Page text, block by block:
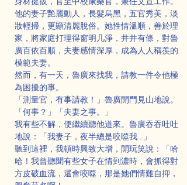
他的妻子艷麗動人，長髮烏黑，五官秀美，淡
妝輕掃，更顯清麗脫俗。她性情溫順，善於理
家，將家庭打理得窗明几淨，井井有條，對魯
廣百依百順，夫妻感情深厚，成為人人稱羨的
模範夫妻。
然而，有一天，魯廣來找我，請教一件令他極
為困擾的事。
「測量官，有事請教！」魯廣開門見山地說。
「何事？」「夫妻之事。」
我有些不解，便繼續聽他道來。魯廣吞吞吐吐
地說：「我妻子，夜半總是咬噬我……」
聽到這裡，我頓時興致大增，開玩笑說：「哈
哈！我曾聽聞有些女子在情到濃時，會抓得對
方皮破血流，還會咬噬，那是她們情難自抑，